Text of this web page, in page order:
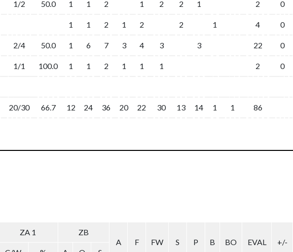
1/2 50.0 1 1 2 1 2 2 1 2 0
1 1 2 1 2 2 1 4 0
2/4 50.0 1 6 7 3 4 3 3 22 0
1/1 100.0 1 1 2 1 1 1 2 0
20/30 66.7 12 24 36 20 22 30 13 14 1 1 86
ZA 1
ZB
A
F FW S P B BO EVAL
+/-